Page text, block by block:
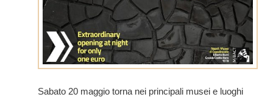
Sabato 20 maggio torna nei principali musei e luoghi